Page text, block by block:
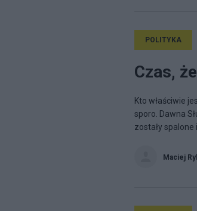
POLITYKA
Czas,
Kto właściwie
sporo. Dawna
zostały spalone
Maciej